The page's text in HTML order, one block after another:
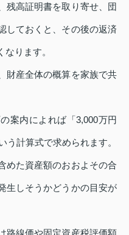
残高証明書を取り寄せ、団
しておくと、その後の返済
ります。
財産全体の概算を家族で共
案内によれば「3,000万円
う計算式で求められます。
めた資産額のおおよその合
生しそうかどうかの目安が
路線価や固定資産税評価額